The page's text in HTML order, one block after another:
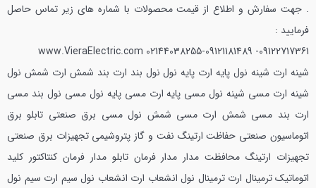
. جهت سفارش و اطلاع از قیمت محصولات با شماره های زیر تماس حاصل
فرمایید :
09122717361- 02144038255-09121181489
شینه ارت شینه نول پایه ارت پایه نول نول بند ارت بند شمش ارت شمش نول
شینه ارت مسی شینه نول مسی پایه ارت مسی پایه نول مسی نول بند مسی
ارت بند مسی شمش ارت مسی شمش نول مسی برق صنعتی تابلو برق
اتوماسیون صنعتی حفاظت ارتینگ نفت و گاز پتروشیمی تجهیزات برق صنعتی
تجهیزات ارتینگ محافظت مدار مدار فرمان تابلو مدار فرمان کنتاکتور کلید
اتوماتیک ترمینال ارت ترمینال نول انشعاب ارت انشعاب نول سیم ارت سیم نول